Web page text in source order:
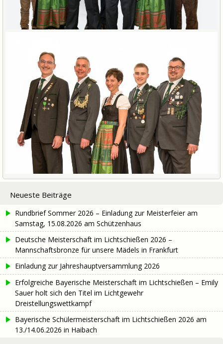
Neueste Beiträge
Rundbrief Sommer 2026 – Einladung zur Meisterfeier am
Samstag, 15.08.2026 am Schützenhaus
Deutsche Meisterschaft im Lichtschießen 2026 –
Mannschaftsbronze für unsere Mädels in Frankfurt
Einladung zur Jahreshauptversammlung 2026
Erfolgreiche Bayerische Meisterschaft im Lichtschießen – Emily
Sauer holt sich den Titel im Lichtgewehr
Dreistellungswettkampf
Bayerische Schülermeisterschaft im Lichtschießen 2026 am
13./14.06.2026 in Haibach